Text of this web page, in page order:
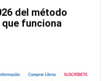
del método
funciona